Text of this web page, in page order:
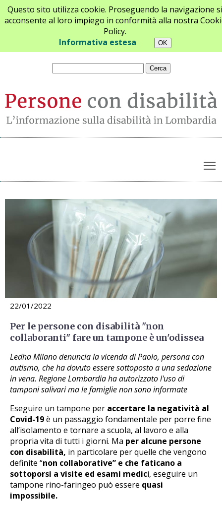
Questo sito utilizza cookie. Proseguendo la navigazione si
acconsente al loro impiego in conformità alla nostra
Policy.
Informativa estesa
Chi siamo Newsletter Contatti
Archivio notizie
22/01/2022
Per le persone con disabilità "non
collaboranti" fare un tampone è un'odissea
Ledha Milano denuncia la vicenda di Paolo, persona con
autismo, che ha dovuto essere sottoposto a una sedazione
in vena. Regione Lombardia ha autorizzato l'uso di
tamponi salivari ma le famiglie non sono informate
Eseguire un tampone per accertare la negatività al
Covid-19è un passaggio fondamentale per porre fine
all’isolamento e tornare a scuola, al lavoro e alla
propria vita di tutti i giorni. Ma per alcune persone
con disabilità, in particolare per quelle che vengono
definite “non collaborative” e che faticano a
sottoporsi a visite ed esami medici, eseguire un
tampone rino-faringeo può essere quasi
impossibile.